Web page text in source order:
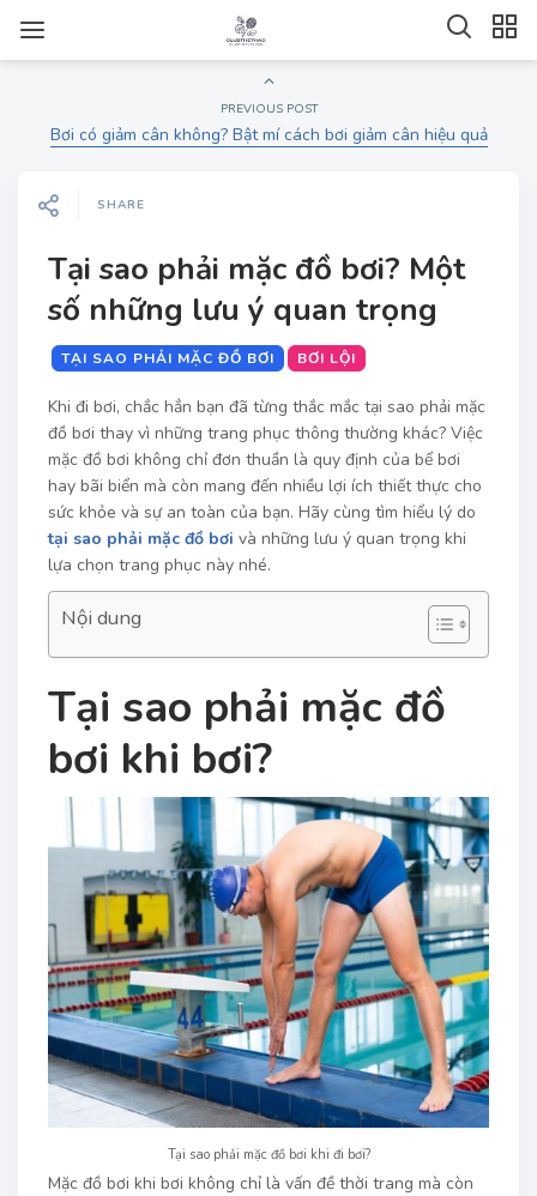
PREVIOUS POST
Bơi có giảm cân không? Bật mí cách bơi giảm cân hiệu quả
SHARE
Tại sao phải mặc đồ bơi? Một
số những lưu ý quan trọng
TẠI SAO PHẢI MẶC ĐỒ BƠI BƠI LỘI
Khi đi bơi, chắc hẳn bạn đã từng thắc mắc tại sao phải mặc
đồ bơi thay vì những trang phục thông thường khác? Việc
mặc đồ bơi không chỉ đơn thuần là quy định của bể bơi
hay bãi biển mà còn mang đến nhiều lợi ích thiết thực cho
sức khỏe và sự an toàn của bạn. Hãy cùng tìm hiểu lý do
tại sao phải mặc đồ bơi và những lưu ý quan trọng khi
lựa chọn trang phục này nhé.
Nội dung
Tại sao phải mặc đồ
bơi khi bơi?
Tại sao phải mặc đồ bơi khi đi bơi?
Mặc đồ bơi khi bơi không chỉ là vấn đề thời trang mà còn